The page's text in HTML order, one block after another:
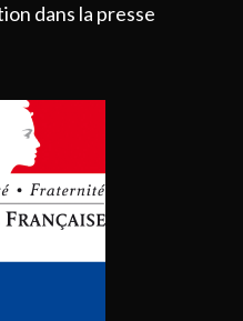
dans la presse